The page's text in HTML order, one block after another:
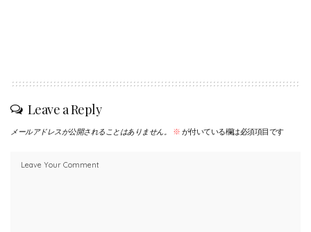
Leave a Reply
メールアドレスが公開されることはありません。 ※ が付いている欄は必須項目です